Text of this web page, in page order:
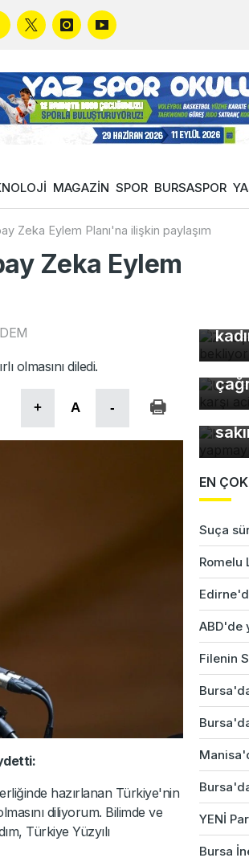
MAGAZİN SPOR BURSASPOR
Zeka Eylem Planı'na ilişkin paylaşım
Zeka Eylem
olmasını diledi.
+ A -
hazırlanan Türkiye'nin
diliyorum. Bilimde ve
Türkiye Yüzyılı
EN
Suça
Romelu
ABD'de
Filenin
YENİ
Bursa